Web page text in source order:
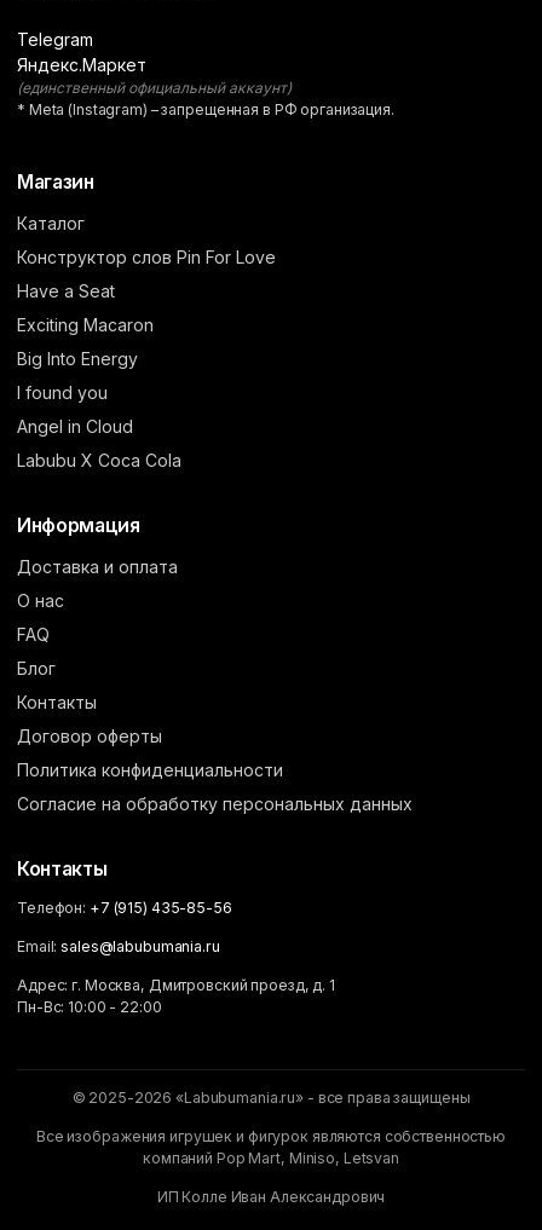
Telegram
Яндекс.Маркет
(единственный официальный аккаунт)
* Meta (Instagram) – запрещенная в РФ организация.
Магазин
Каталог
Конструктор слов Pin For Love
Have a Seat
Exciting Macaron
Big Into Energy
I found you
Angel in Cloud
Labubu X Coca Cola
Информация
Доставка и оплата
О нас
FAQ
Блог
Контакты
Договор оферты
Политика конфиденциальности
Согласие на обработку персональных данных
Контакты
Телефон: +7 (915) 435-85-56
Email:sales@labubumania.ru
Адрес: г. Москва, Дмитровский проезд, д. 1
Пн-Вс: 10:00 - 22:00
© 2025-2026 «Labubumania.ru» - все права защищены
Все изображения игрушек и фигурок являются собственностью
компаний Pop Mart, Miniso, Letsvan
ИП Колле Иван Александрович